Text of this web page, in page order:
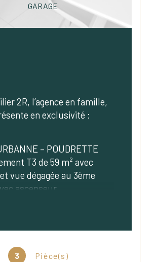
GARAGE
3 Pièce(s)
2R, l’agence en famille,
en exclusivité :
– POUDRETTE
T3 de 59 m² avec
vue dégagée au 3ème
ascenseur.
appartement lumineux et